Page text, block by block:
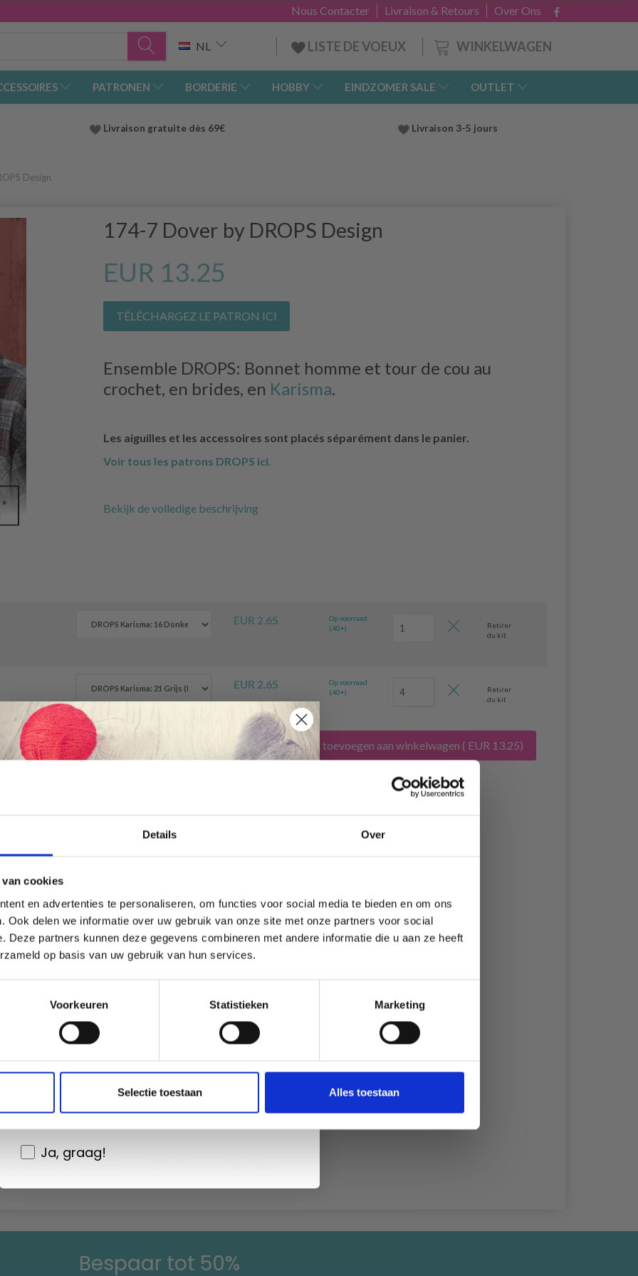
Details Over
van cookies
en advertenties te personaliseren, om functies voor social media te bieden en om ons
Ook delen we informatie over uw gebruik van onze site met onze partners voor social
Deze partners kunnen deze gegevens combineren met andere informatie die u aan ze heeft
op basis van uw gebruik van hun services.
Voorkeuren Statistieken Marketing
Selectie toestaan Alles toestaan
Over Ons
Livraison & Retours
Nous Contacter
WINKELWAGEN
NL LISTE DE VOEUX
PATRONEN BORDERIE HOBBY EINDZOMER SALE OUTLET
Livraison gratuite dès 69€ Livraison 3-5 jours
Design
174-7 Dover by DROPS Design
EUR 13.25
TÉLÉCHARGEZ LE PATRON ICI
Ensemble DROPS: Bonnet homme et tour de cou au
crochet, en brides, en Karisma.
Les aiguilles et les accessoires sont placés séparément dans le panier.
Voir tous les patrons DROPS ici.
Bekijk de volledige beschrijving
EUR 2.65
Op voorraad
(40+)
Retirer
du kit
EUR 2.65
Op voorraad
(40+)
Retirer
du kit
Alles toevoegen aan winkelwagen ( EUR 13.25)
obtenir un échantillon de 18 B x 9 rangs = 10 x 10 cm.
obtenir un échantillon de 16 B x 8 rangs = 10 x 10 cm.
Bespaar tot 50%
Économisez jusqu'à 50 %
offres limitées en vous inscrivant à notre
newsletter gratuite !
Oui, inscrivez-moi !
Wil je liever nieuws ontvangen over onze
Ja, graag!